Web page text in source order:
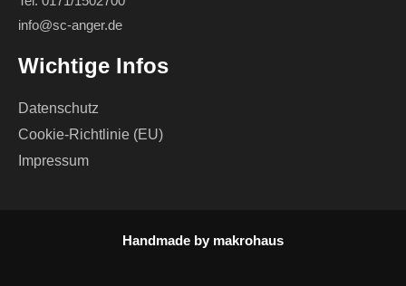
info@sc-anger.de
Wichtige Infos
Datenschutz
Cookie-Richtlinie (EU)
Impressum
Handmade by makrohaus